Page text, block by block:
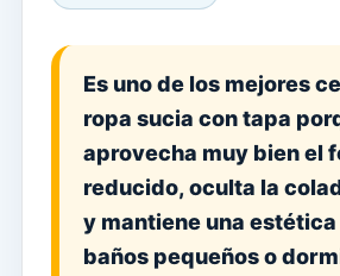
Es uno de los mejores
ropa sucia con tapa
aprovecha muy bien el
reducido, oculta la
y mantiene una
baños pequeños o